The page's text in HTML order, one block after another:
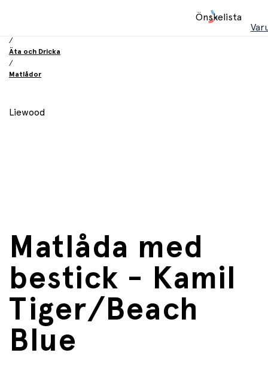
Önskelista
/
Äta och Dricka
/
Matlådor
Liewood
Matlåda med
bestick - Kamil
Tiger/Beach
Blue